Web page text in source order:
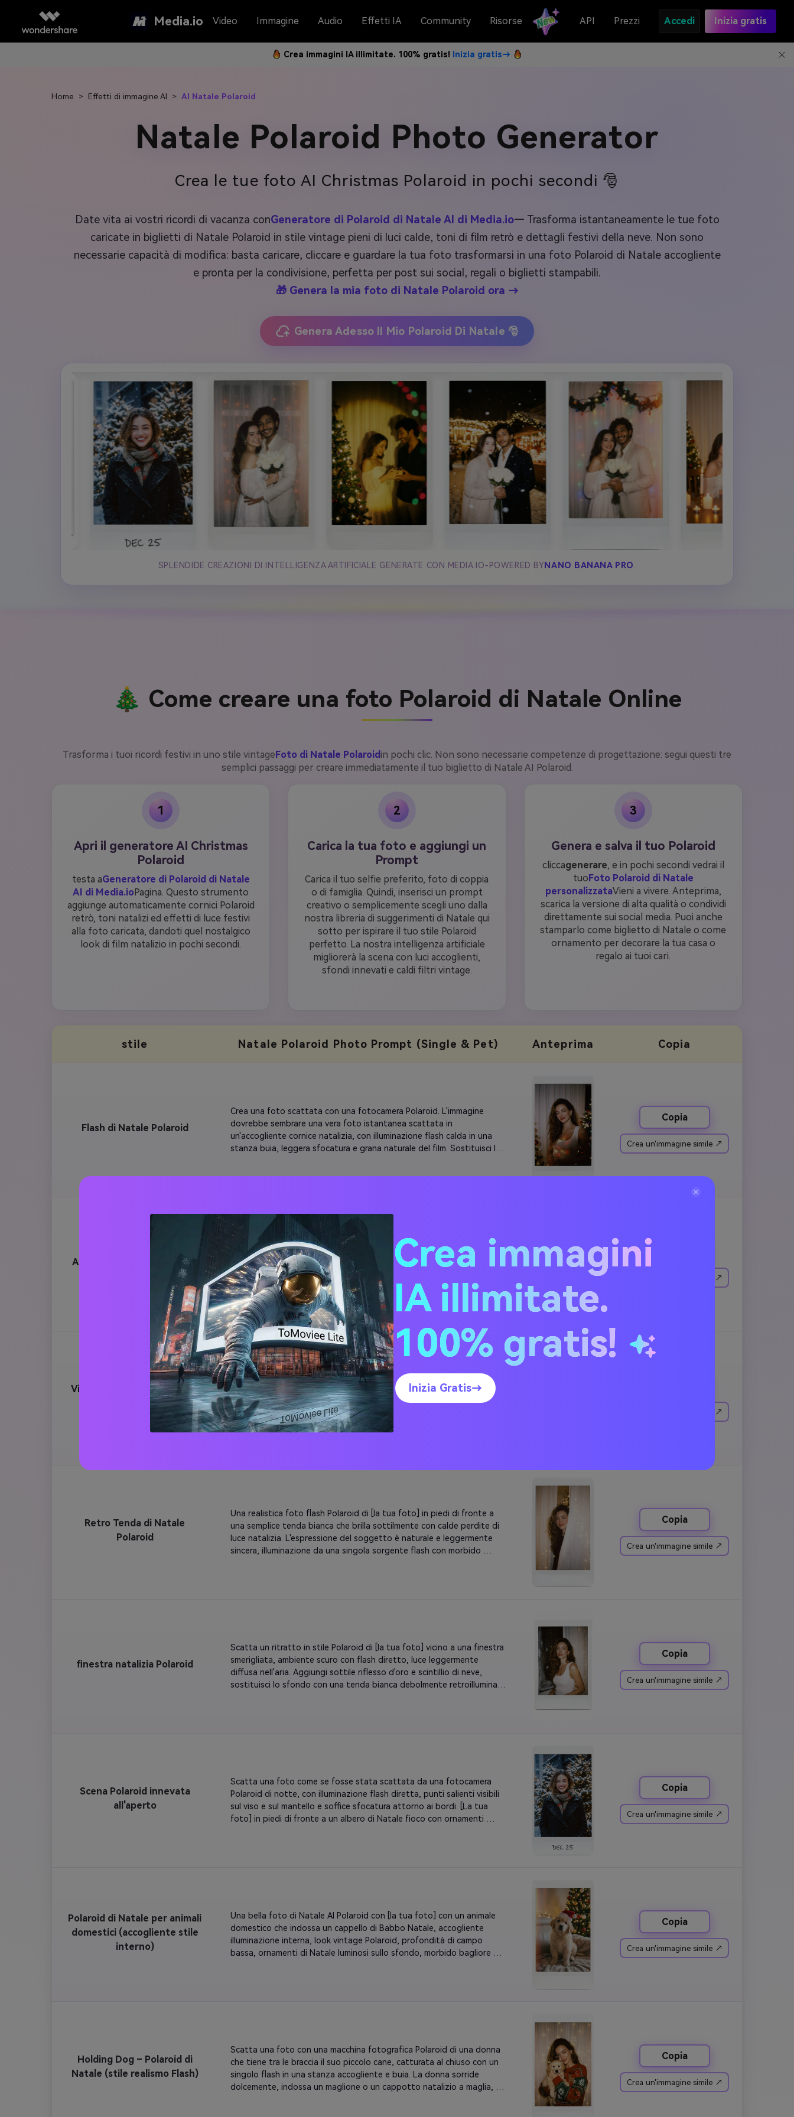
Media.io Video Immagine Audio Effetti IA Community Risorse API Prezzi Accedi Inizia gratis
Crea immagini IA illimitate. 100% gratis! Inizia gratis→
Home > Effetti di immagine AI > AI Natale Polaroid
Natale Polaroid Photo Generator
Crea le tue foto AI Christmas Polaroid in pochi secondi 🎅
Date vita ai vostri ricordi di vacanza conGeneratore di Polaroid di Natale AI di Media.io— Trasforma istantaneamente le tue foto
caricate in biglietti di Natale Polaroid in stile vintage pieni di luci calde, toni di film retrò e dettagli festivi della neve. Non sono
necessarie capacità di modifica: basta caricare, cliccare e guardare la tua foto trasformarsi in una foto Polaroid di Natale accogliente
e pronta per la condivisione, perfetta per post sui social, regali o biglietti stampabili.
🎁 Genera la mia foto di Natale Polaroid ora →
Genera Adesso Il Mio Polaroid Di Natale 🎅
SPLENDIDE CREAZIONI DI INTELLIGENZA ARTIFICIALE GENERATE CON MEDIA.IO-POWERED BY NANO BANANA PRO
🎄 Come creare una foto Polaroid di Natale Online
Trasforma i tuoi ricordi festivi in uno stile vintageFoto di Natale Polaroidin pochi clic. Non sono necessarie competenze di progettazione: segui questi tre
semplici passaggi per creare immediatamente il tuo biglietto di Natale AI Polaroid.
1
Apri il generatore AI Christmas
Polaroid
testa aGeneratore di Polaroid di Natale
AI di Media.ioPagina. Questo strumento
aggiunge automaticamente cornici Polaroid
retrò, toni natalizi ed effetti di luce festivi
alla foto caricata, dandoti quel nostalgico
look di film natalizio in pochi secondi.
2
Carica la tua foto e aggiungi un
Prompt
Carica il tuo selfie preferito, foto di coppia
o di famiglia. Quindi, inserisci un prompt
creativo o semplicemente scegli uno dalla
nostra libreria di suggerimenti di Natale qui
sotto per ispirare il tuo stile Polaroid
perfetto. La nostra intelligenza artificiale
migliorerà la scena con luci accoglienti,
sfondi innevati e caldi filtri vintage.
3
Genera e salva il tuo Polaroid
cliccagenerare, e in pochi secondi vedrai il
tuoFoto Polaroid di Natale
personalizzataVieni a vivere. Anteprima,
scarica la versione di alta qualità o condividi
direttamente sui social media. Puoi anche
stamparlo come biglietto di Natale o come
ornamento per decorare la tua casa o
regalo ai tuoi cari.
stile Natale Polaroid Photo Prompt (Single & Pet) Anteprima Copia
Flash di Natale Polaroid
Crea una foto scattata con una fotocamera Polaroid. L'immagine
dovrebbe sembrare una vera foto istantanea scattata in
un'accogliente cornice natalizia, con illuminazione flash calda in una
stanza buia, leggera sfocatura e grana naturale del film. Sostituisci lo
Aggiungi deboli toni festivi: caldi riflessi rossi e dorati, sottili particelle
di neve morbide che galleggiano.
Copia
Crea un'immagine simile ↗
Albero di Natale Flash Shot
Scatta una foto come se fosse stata scattata da una fotocamera
Polaroid di notte, con illuminazione flash diretta, punti salienti visibili
sul viso e sul mantello e soffice sfocatura attorno ai bordi. [La tua
foto] in piedi di fronte a un albero di Natale fioco con ornamenti
sfocati e luci da fata, sciarpa accogliente e neve nei capelli,
espressione naturale. Il tono complessivo dovrebbe sembrare
leggermente sovraesposto ma caldo, con un autentico look di film
istantaneo, bordo bianco Polaroid e sottile grana di film. Aggiungi
un'atmosfera di vacanza attraverso il riflesso della luce su ornamenti e
leggeri fiocchi di neve.
Crea un'immagine simile ↗
Vigilia di Natale Primo piano
Polaroid
Scatta un ritratto ravvicinato con un flash della fotocamera Polaroid,
leggera sfocatura morbida, grana di film visibile sul viso e sullo sfondo.
Sostituire lo sfondo con una tenda bianca leggermente illuminata da
riflessi rossi e dorati, aggiungendo sottile scintillio di neve e
accoglienti toni natalizi. Il soggetto ([la tua foto]) indossa un
Crea un'immagine simile ↗
Retro Tenda di Natale
Polaroid
Una realistica foto flash Polaroid di [la tua foto] in piedi di fronte a
una semplice tenda bianca che brilla sottilmente con calde perdite di
luce natalizia. L'espressione del soggetto è naturale e leggermente
sincera, illuminazione da una singola sorgente flash con morbido
Copia
Crea un'immagine simile ↗
finestra natalizia Polaroid
Scatta un ritratto in stile Polaroid di [la tua foto] vicino a una finestra
smerigliata, ambiente scuro con flash diretto, luce leggermente
diffusa nell'aria. Aggiungi sottile riflesso d'oro e scintillio di neve,
sostituisci lo sfondo con una tenda bianca debolmente retroilluminata
Copia
Crea un'immagine simile ↗
Scena Polaroid innevata
all'aperto
Scatta una foto come se fosse stata scattata da una fotocamera
Polaroid di notte, con illuminazione flash diretta, punti salienti visibili
sul viso e sul mantello e soffice sfocatura attorno ai bordi. [La tua
foto] in piedi di fronte a un albero di Natale fioco con ornamenti
Copia
Crea un'immagine simile ↗
Polaroid di Natale per animali
domestici (accogliente stile
interno)
Una bella foto di Natale AI Polaroid con [la tua foto] con un animale
domestico che indossa un cappello di Babbo Natale, accogliente
illuminazione interna, look vintage Polaroid, profondità di campo
bassa, ornamenti di Natale luminosi sullo sfondo, morbido bagliore
Copia
Crea un'immagine simile ↗
Holding Dog – Polaroid di
Natale (stile realismo Flash)
Scatta una foto con una macchina fotografica Polaroid di una donna
che tiene tra le braccia il suo piccolo cane, catturata al chiuso con un
singolo flash in una stanza accogliente e buia. La donna sorride
dolcemente, indossa un maglione o un cappotto natalizio a maglia, e il
Copia
Crea un'immagine simile ↗
Crea immagini
IA illimitate.
100% gratis!
Inizia Gratis→